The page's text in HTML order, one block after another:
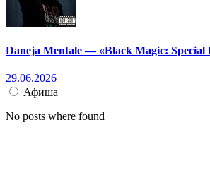
Daneja Mentale — «Black Magic: Special
29.06.2026
Афиша
No posts where found